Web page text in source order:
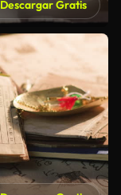
Descargar Gratis